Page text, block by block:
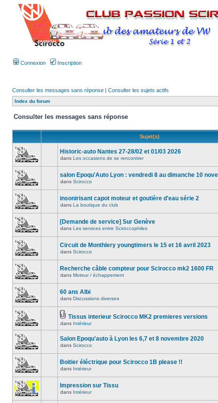
Connexion Inscription
Consulter les messages sans réponse | Consulter les sujets actifs
Index du forum
Consulter les messages sans réponse
Sujet(s)
Historic-auto Nantes 27-28/02 et 01/03 2026
dans Les occasions de se rencontrer
salon Epoqu'Auto Lyon : vendredi 8 au dimanche 10
dans Scirocco
insonirisant capot moteur et goutière d'eau série 2
dans La boutique du club
[Demande de service] Sur Genève
dans Les services entre Sciroccophiles
Circuit de Monthlery youngtimers le 15 et 16 avril 2023
dans Scirocco
Recherche câble compteur pour Scirocco mk2 1600 FR
dans Moteur / échappement
60 ans Albi
dans Discussions diverses
Tissus interieur Scirocco MK2 premieres versions
dans Intérieur
Salon Epoqu'auto à Lyon les 6,7 et 8 novembre 2020
dans Scirocco
Boitier éléctrique pour Scirocco 1B please !!
dans Intérieur
Impression sur Tissu
dans Intérieur